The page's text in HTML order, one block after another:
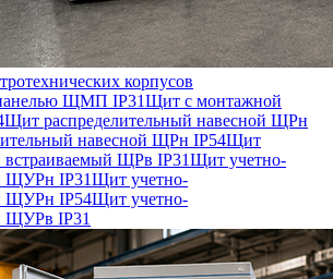
корпусов
ЩМП IP31Щит с монтажной
Щит распределительный навесной ЩРн
навесной ЩРн IP54Щит
встраиваемый ЩРв IP31Щит учетно-
ЩУРн IP31Щит учетно-
ЩУРн IP54Щит учетно-
ЩУРв IP31